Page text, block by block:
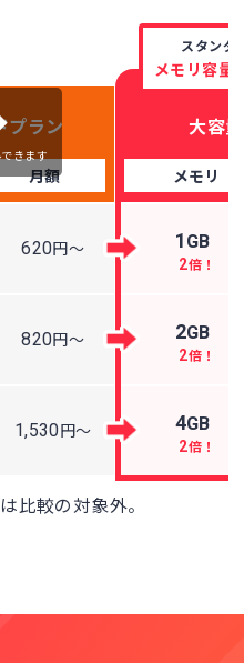
プラン
月額
スタンダ
メモリ容量
大容
メモリ
620円～ 1 GB
2倍！
820円～ 2GB
2倍！
1,530円～ 4GB
2倍！
比較の対象外。
きます